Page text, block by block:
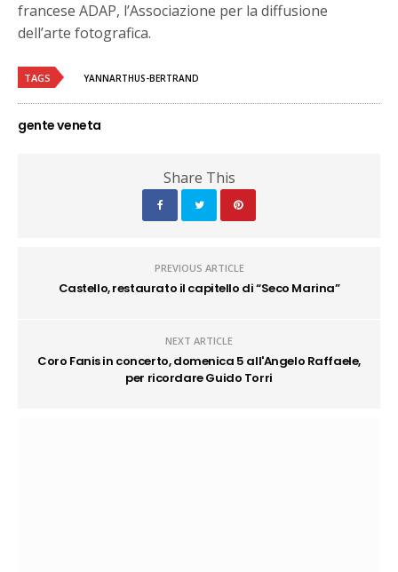
francese ADAP, l’Associazione per la diffusione
dell’arte fotografica.
TAGS YANNARTHUS-BERTRAND
gente veneta
Share This
PREVIOUS ARTICLE
Castello, restaurato il capitello di “Seco Marina”
NEXT ARTICLE
Coro Fanis in concerto, domenica 5 all'Angelo Raffaele,
per ricordare Guido Torri